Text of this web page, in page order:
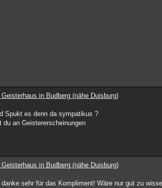
Geisterhaus in Budberg (nähe Duisburg)
Spukt es denn da sympatikus ?
du an Geistererscheinungen
Geisterhaus in Budberg (nähe Duisburg)
danke sehr für das Kompliment! Wäre nur gut zu